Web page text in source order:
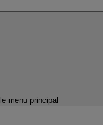
menu principal